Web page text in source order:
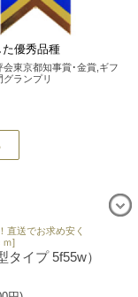
優秀品種
会東京都知事賞･金賞,ギフ
グランプリ
直送でお求め安く
ｍ]
イプ 5f55w）